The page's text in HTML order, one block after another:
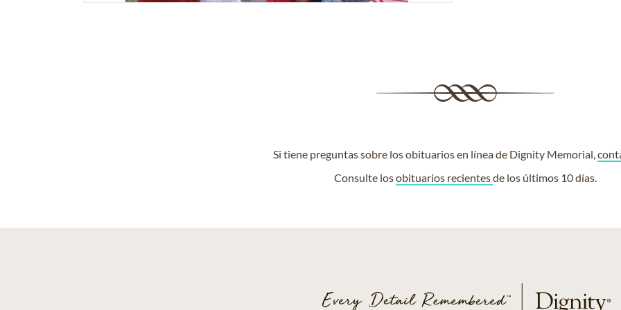
Si tiene preguntas sobre los obituarios en línea de Dignity Memorial,
Consulte losobituarios recientesde los últimos 10 días.